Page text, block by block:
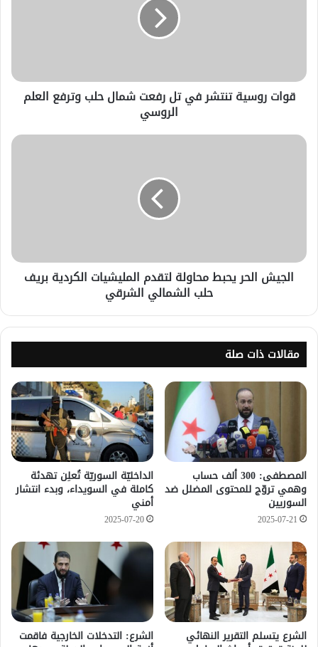
قوات روسية تنتشر في تل رفعت شمال حلب وترفع العلم
الروسي
الجيش الحر يحبط محاولة لتقدم المليشيات الكردية بريف
حلب الشمالي الشرقي
مقالات ذات صلة
المصطفى: 300 ألف حساب
وهمي تروّج للمحتوى المضلل ضد
السوريين
2025-07-21
الداخليّة السوريّة تُعلِن تهدئة
كاملة في السويداء، وبدء انتشار
أمني
2025-07-20
الشرع يتسلم التقرير النهائي الشرع: التدخلات الخارجية فاقمت